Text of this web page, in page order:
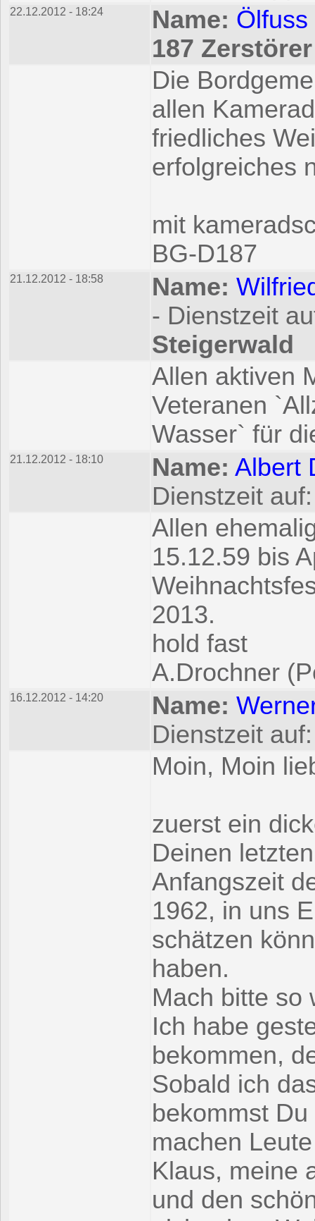
22.12.2012 - 18:24 Name: Ölfuss
187
Die
allen
friedliches
erfolgreiches
mit
BG-D187
21.12.2012 - 18:58 Name:
- Dienstzeit
Steigerwald
Allen aktiven
Veteranen
Wasser` für
21.12.2012 - 18:10 Name: Albert
Dienstzeit
Allen
15.12.59 bis
2013.
hold fast
A.Drochner
16.12.2012 - 14:20 Name:
Dienstzeit
Moin, Moin
zuerst ein
Deinen
Anfangszeit
1962, in uns
schätzen
haben.
Mach bitte so
Ich habe
bekommen,
Sobald ich
bekommst
machen
Klaus, meine
und den